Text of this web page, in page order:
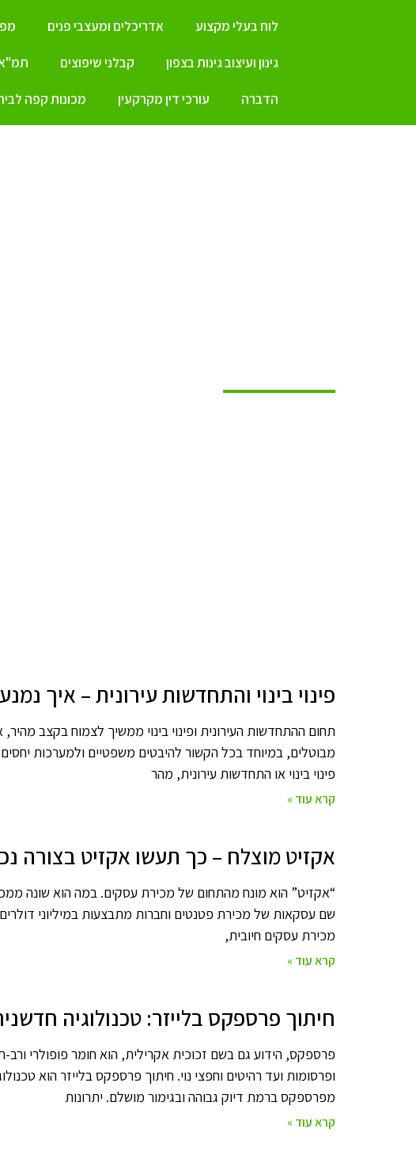
לוח בעלי מקצוע אדריכלים ומעצבי פנים
גינון ועיצוב גינות בצפון קבלני שיפוצים תמ"א
הדברה עורכי דין מקרקעין מכונות קפה
פינוי בינוי והתחדשות עירונית – איך
תחום ההתחדשות העירונית ופינוי בינוי ממשיך לצמוח בקצב
מבוטלים, במיוחד בכל הקשור להיבטים משפטיים ולמערכות
פינוי בינוי או התחדשות עירונית, מהר
קרא עוד »
אקזיט מוצלח – כך תעשו אקזיט בצורה
“אקזיט” הוא מונח מהתחום של מכירת עסקים. במה הוא שונה
שם עסקאות של מכירת פטנטים וחברות מתבצעות במיליוני
מכירת עסקים חיובית,
קרא עוד »
חיתוך פרספקס בלייזר: טכנולוגיה
פרספקס, הידוע גם בשם זכוכית אקרילית, הוא חומר פופולרי
ופרסומות ועד רהיטים וחפצי נוי. חיתוך פרספקס בלייזר הוא
מפרספקס ברמת דיוק גבוהה ובגימור מושלם. יתרונות
קרא עוד »